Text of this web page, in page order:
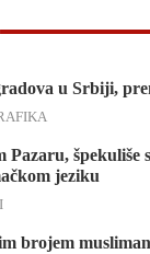
u Srbiji,
Pazaru, špekuliše
jeziku
brojem